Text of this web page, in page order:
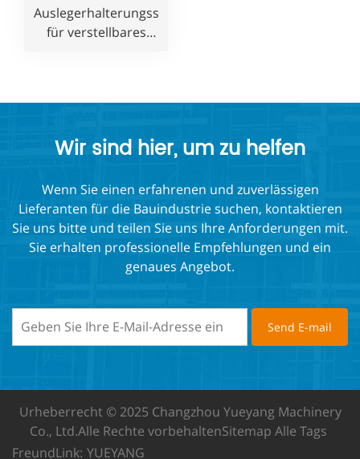
Auslegerhalterungsstabilisator
für verstellbares
Wir sind hier, um zu helfen
Wenn Sie einen erfahrenen und zuverlässigen
Lieferanten für die Bauindustrie suchen, kontaktieren
Sie uns bitte und teilen Sie uns Ihre Anforderungen mit.
Sie erhalten professionelle Empfehlungen und ein
genaues Angebot.
Urheberrecht © 2025 Changzhou Yueyang Machinery
Co., Ltd.Alle Rechte vorbehaltenSitemap Alle Tags
FreundLink: YUEYANG